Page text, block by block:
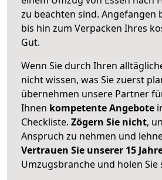
zu beachten sind. Angefangen
bis hin zum Verpacken Ihres
Gut.
Wenn Sie durch Ihren
nicht wissen, was Sie zuerst
übernehmen unsere Partner
Ihnen kompetente Angebote
Checkliste. Zögern Sie nicht,
Anspruch zu nehmen und
Vertrauen Sie unserer 15
Umzugsbranche und holen Sie